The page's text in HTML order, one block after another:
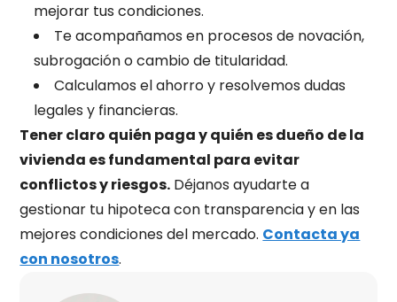
mejorar tus condiciones.
Te acompañamos en procesos de novación,
subrogación o cambio de titularidad.
Calculamos el ahorro y resolvemos dudas
legales y financieras.
Tener claro quién paga y quién es dueño de la
vivienda es fundamental para evitar
conflictos y riesgos. Déjanos ayudarte a
gestionar tu hipoteca con transparencia y en las
mejores condiciones del mercado. Contacta ya
con nosotros.